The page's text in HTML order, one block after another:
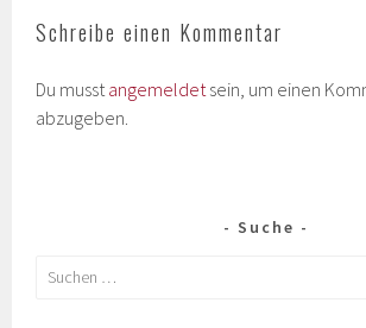
Schreibe einen Kommentar
Du musst angemeldet sein, um einen
abzugeben.
Suche